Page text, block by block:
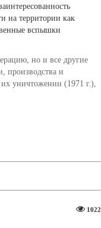
на территории как
вспышки
но и все другие
производства и
их уничтожении (1971 г.),
1022